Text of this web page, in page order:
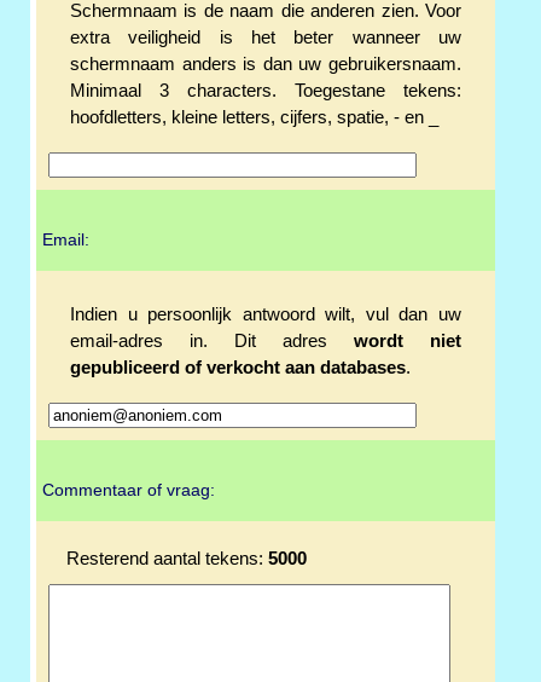
Schermnaam is de naam die anderen zien. Voor
extra veiligheid is het beter wanneer uw
schermnaam anders is dan uw gebruikersnaam.
Minimaal 3 characters. Toegestane tekens:
hoofdletters, kleine letters, cijfers, spatie, - en _
Email:
Indien u persoonlijk antwoord wilt, vul dan uw
email-adres in. Dit adres wordt niet
gepubliceerd of verkocht aan databases.
Commentaar of vraag:
Resterend aantal tekens: 5000